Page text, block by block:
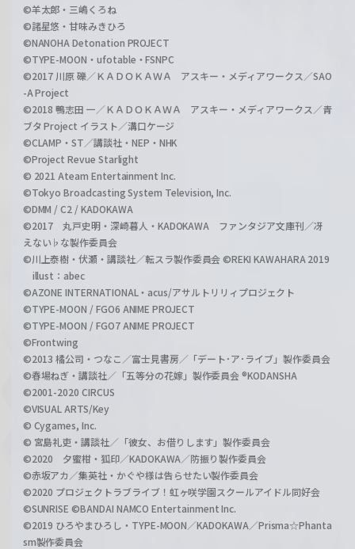
©羊太郎・三嶋くろね
©諸星悠・甘味みきひろ
©NANOHA Detonation PROJECT
©TYPE-MOON・ufotable・FSNPC
©2017 川原 礫／ＫＡＤＯＫＡＷＡ アスキー・メディアワークス／SAO
-A Project
©2018 鴨志田 一／ＫＡＤＯＫＡＷＡ アスキー・メディアワークス／青
ブタ Project イラスト／溝口ケージ
©CLAMP・ST／講談社・NEP・NHK
©Project Revue Starlight
© 2021 Ateam Entertainment Inc.
©Tokyo Broadcasting System Television, Inc.
©DMM / C2 / KADOKAWA
©2017 丸戸史明・深崎暮人・KADOKAWA ファンタジア文庫刊／冴
えない♭な製作委員会
©川上泰樹・伏瀬・講談社／転スラ製作委員会 ©REKI KAWAHARA 2019
illust：abec
©AZONE INTERNATIONAL・acus/アサルトリリィプロジェクト
©TYPE-MOON / FGO6 ANIME PROJECT
©TYPE-MOON / FGO7 ANIME PROJECT
©Frontwing
©2013 橘公司・つなこ／富士見書房／「デート･ア･ライブ」製作委員会
©春場ねぎ・講談社／「五等分の花嫁」製作委員会 ®KODANSHA
©2001-2020 CIRCUS
©VISUAL ARTS/Key
© Cygames, Inc.
© 宮島礼吏・講談社／「彼女、お借りします」製作委員会
©2020 夕蜜柑・狐印／KADOKAWA／防振り製作委員会
©赤坂アカ／集英社・かぐや様は告らせたい製作委員会
©2020 プロジェクトラブライブ！虹ヶ咲学園スクールアイドル同好会
©SUNRISE ©BANDAI NAMCO Entertainment Inc.
©2019 ひろやまひろし・TYPE-MOON／KADOKAWA／Prisma☆Phanta
sm製作委員会